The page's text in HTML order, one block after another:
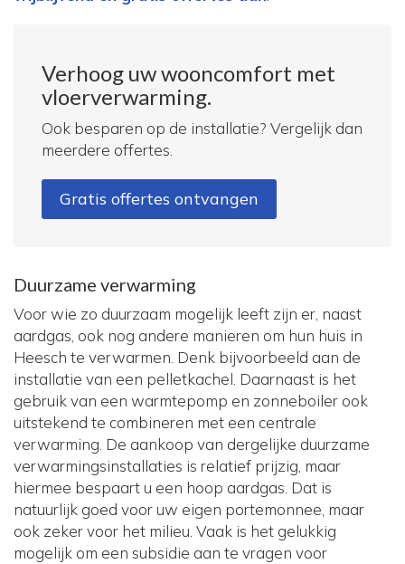
Verhoog uw wooncomfort met
vloerverwarming.
Ook besparen op de installatie? Vergelijk dan
meerdere offertes.
Gratis offertes ontvangen
Duurzame verwarming
Voor wie zo duurzaam mogelijk leeft zijn er, naast
aardgas, ook nog andere manieren om hun huis in
Heesch te verwarmen. Denk bijvoorbeeld aan de
installatie van een pelletkachel. Daarnaast is het
gebruik van een warmtepomp en zonneboiler ook
uitstekend te combineren met een centrale
verwarming. De aankoop van dergelijke duurzame
verwarmingsinstallaties is relatief prijzig, maar
hiermee bespaart u een hoop aardgas. Dat is
natuurlijk goed voor uw eigen portemonnee, maar
ook zeker voor het milieu. Vaak is het gelukkig
mogelijk om een subsidie aan te vragen voor